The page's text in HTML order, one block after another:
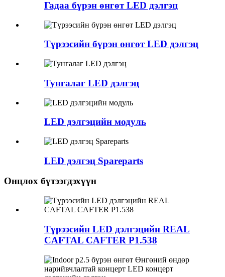
Гадаа бүрэн өнгөт LED дэлгэц
Түрээсийн бүрэн өнгөт LED дэлгэц
Тунгалаг LED дэлгэц
LED дэлгэцийн модуль
LED дэлгэц Spareparts
Онцлох бүтээгдэхүүн
Түрээсийн LED дэлгэцийн REAL
CAFTAL CAFTER P1.538